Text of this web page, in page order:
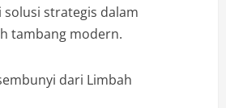
solusi strategis dalam
tambang modern.
dari Limbah